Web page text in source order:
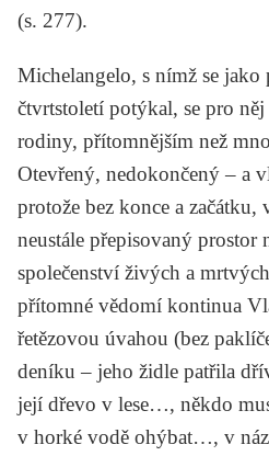
(s. 277).
Michelangelo, s nímž se jako
čtvrtstoletí potýkal, se pro něj
rodiny, přítomnějším než
Otevřený, nedokončený – a
protože bez konce a začátku,
neustále přepisovaný prostor
společenství živých a
přítomné vědomí kontinua
řetězovou úvahou (bez
deníku – jeho židle patřila
její dřevo v lese…, někdo
v horké vodě ohýbat…, v